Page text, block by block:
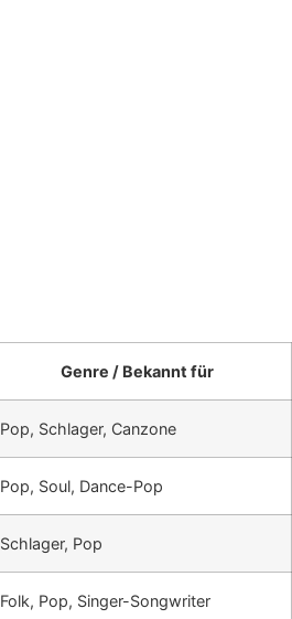
Genre / Bekannt für
Pop, Schlager, Canzone
Pop, Soul, Dance-Pop
Schlager, Pop
Folk, Pop, Singer-Songwriter